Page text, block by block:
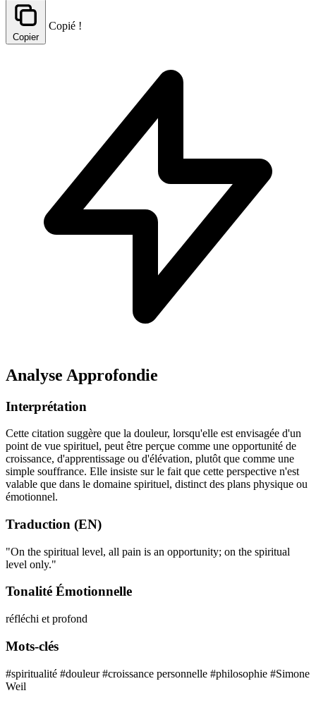
Copier
Copié !
Analyse Approfondie
Interprétation
Cette citation suggère que la douleur, lorsqu'elle est envisagée d'un
point de vue spirituel, peut être perçue comme une opportunité de
croissance, d'apprentissage ou d'élévation, plutôt que comme une
simple souffrance. Elle insiste sur le fait que cette perspective n'est
valable que dans le domaine spirituel, distinct des plans physique ou
émotionnel.
Traduction (EN)
"On the spiritual level, all pain is an opportunity; on the spiritual
level only."
Tonalité Émotionnelle
réfléchi et profond
Mots-clés
#spiritualité #douleur#croissance personnelle #philosophie #Simone
Weil